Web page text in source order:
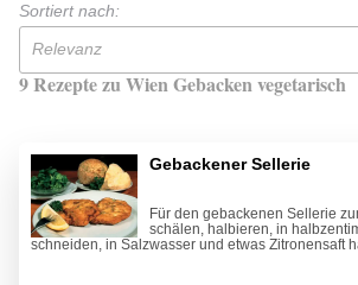
Sortiert nach:
Relevanz
9 Rezepte zu Wien Gebacken vegetarisch
Gebackener Sellerie
Für den gebackenen Sellerie
schälen, halbieren, in
schneiden, in Salzwasser und etwas Zitronensaft